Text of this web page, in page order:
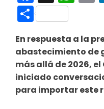
Compartir
En respuesta a la
abastecimiento de
más allá de 2026,
iniciado
para importar este